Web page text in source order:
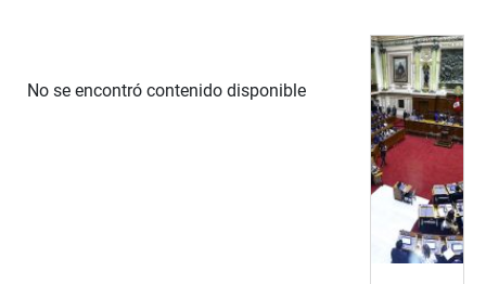
No se encontró contenido disponible